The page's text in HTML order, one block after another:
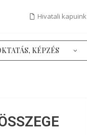
Hivatali kapuink
KÉPZÉS